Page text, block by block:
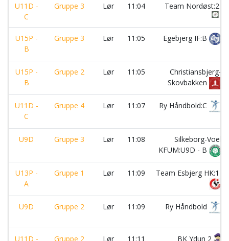
U11D -
C
Gruppe 3 Lør 11:04 Team Nordøst:2
U15P -
B
Gruppe 3 Lør 11:05 Egebjerg IF:B
U15P -
B
Gruppe 2 Lør 11:05
Christiansbjerg-
Skovbakken
U11D -
C
Gruppe 4 Lør 11:07 Ry Håndbold:C
U9D Gruppe 3 Lør 11:08
Silkeborg-Voel
KFUM:U9D - B
U13P -
A
Gruppe 1 Lør 11:09 Team Esbjerg HK:1
U9D Gruppe 2 Lør 11:09 Ry Håndbold
U11D -
Gruppe 2 Lør 11:11 BK Ydun 2